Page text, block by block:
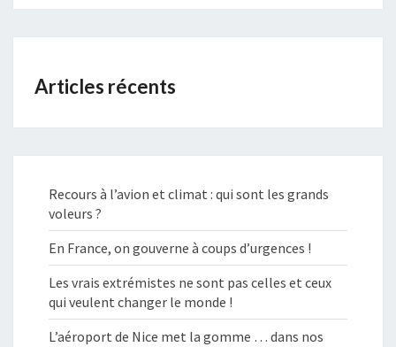
Articles récents
Recours à l’avion et climat : qui sont les grands
voleurs ?
En France, on gouverne à coups d’urgences !
Les vrais extrémistes ne sont pas celles et ceux
qui veulent changer le monde !
L’aéroport de Nice met la gomme … dans nos